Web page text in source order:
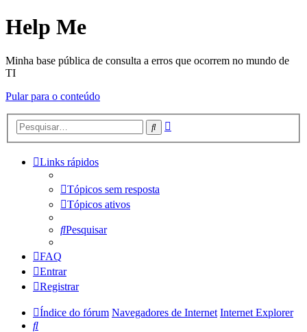
Help Me
Minha base pública de consulta a erros que ocorrem no mundo de
TI
Pular para o conteúdo
Pesquisar
Links rápidos
Tópicos sem resposta
Tópicos ativos
Pesquisar
FAQ
Entrar
Registrar
Índice do fórum Navegadores de Internet Internet Explorer
Pesquisar